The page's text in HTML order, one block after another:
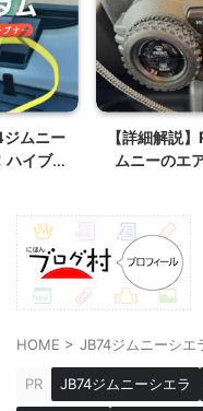
ムニー
イブリ
【詳細解説
ムニーのエ
HOME > JB74ジムニーシエ
PR JB74ジムニーシエラ